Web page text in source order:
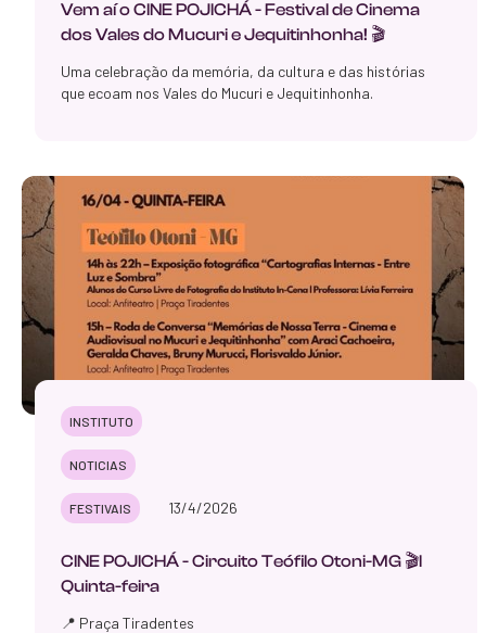
Vem aí o CINE POJICHÁ - Festival de Cinema
dos Vales do Mucuri e Jequitinhonha! 🎬
Uma celebração da memória, da cultura e das histórias
que ecoam nos Vales do Mucuri e Jequitinhonha.
INSTITUTO
NOTICIAS
FESTIVAIS 13/4/2026
CINE POJICHÁ - Circuito Teófilo Otoni-MG 🎬I
Quinta-feira
📍 Praça Tiradentes